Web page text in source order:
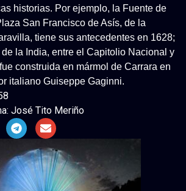
historias. Por ejemplo, la Fuente de
San Francisco de Asís, de la
tiene sus antecedentes en 1628;
la India, entre el Capitolio Nacional y
construida en mármol de Carrara en
italiano Guiseppe Gaginni.
José Tito Meriño